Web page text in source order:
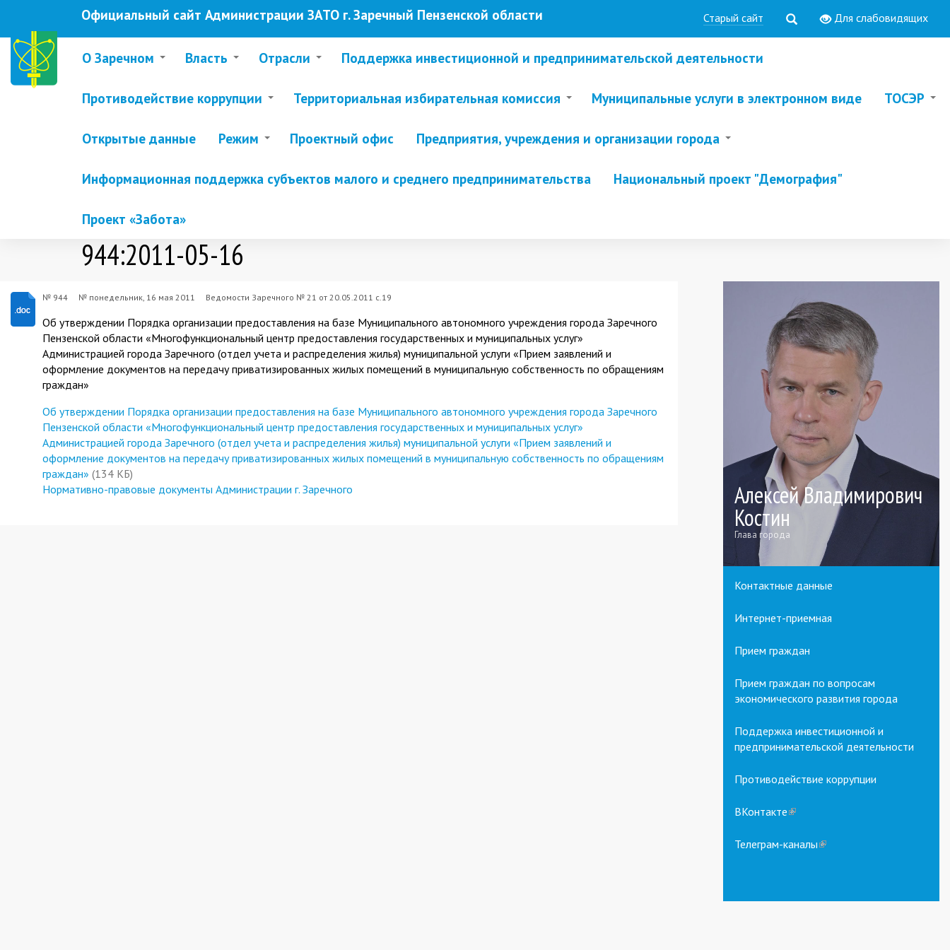
основному
содержанию
Официальный сайт Администрации ЗАТО г. Заречный Пензенской области Старый сайт Для слабовидящих
О Заречном Власть Отрасли Поддержка инвестиционной и предпринимательской деятельности
Противодействие коррупции Территориальная избирательная комиссия Муниципальные услуги в электронном виде ТОСЭР
Открытые данные Режим Проектный офис Предприятия, учреждения и организации города
Информационная поддержка субъектов малого и среднего предпринимательства Национальный проект "Демография"
Проект «Забота»
944:2011-05-16
№ 944 № понедельник, 16 мая 2011 Ведомости Заречного № 21 от 20.05.2011 с.19
Об утверждении Порядка организации предоставления на базе Муниципального автономного учреждения города Заречного
Пензенской области «Многофункциональный центр предоставления государственных и муниципальных услуг»
Администрацией города Заречного (отдел учета и распределения жилья) муниципальной услуги «Прием заявлений и
оформление документов на передачу приватизированных жилых помещений в муниципальную собственность по обращениям
граждан»
Об утверждении Порядка организации предоставления на базе Муниципального автономного учреждения города Заречного
Пензенской области «Многофункциональный центр предоставления государственных и муниципальных услуг»
Администрацией города Заречного (отдел учета и распределения жилья) муниципальной услуги «Прием заявлений и
оформление документов на передачу приватизированных жилых помещений в муниципальную собственность по обращениям
граждан» (134 КБ)
Нормативно-правовые документы Администрации г. Заречного
Алексей Владимирович
Костин
Глава города
Контактные данные
Интернет-приемная
Прием граждан
Прием граждан по вопросам
экономического развития города
Поддержка инвестиционной и
предпринимательской деятельности
Противодействие коррупции
ВКонтакте(link
external)
Телеграм-каналы(link